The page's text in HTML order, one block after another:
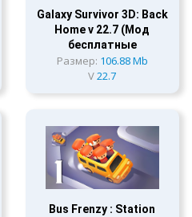
Galaxy Survivor 3D: Back
Home v 22.7 (Мод
бесплатные
Размер: 106.88 Mb
V22.7
Bus Frenzy : Station